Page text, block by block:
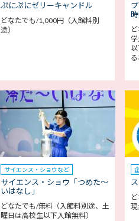
ぷにぷにゼリーキャンドル
どなたでも/1,000円（入館料別
途）
サイエンス・ショウなど
サイエンス・ショウ「つめた～
いはなし」
どなたでも/無料（入館料別途、土
曜日は高校生以下入館無料）
現